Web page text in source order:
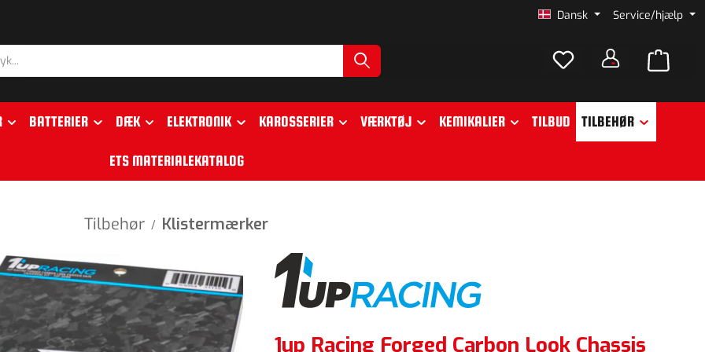
Dansk Service/hjælp
BATTERIER DÆK ELEKTRONIK KAROSSERIER VÆRKTØJ KEMIKALIER TILBUD TILBEHØR
ETS MATERIALEKATALOG
Tilbehør / Klistermærker
1up Racing Forged Carbon Look Chassis